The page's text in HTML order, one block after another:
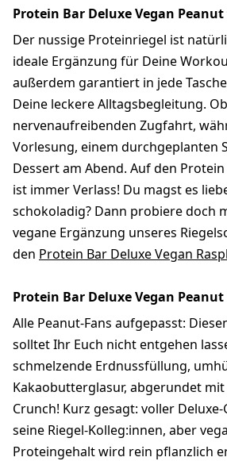
Protein Bar Deluxe Vegan
Der nussige Proteinriegel ist
ideale Ergänzung für Deine
außerdem garantiert in jede
Deine leckere Alltagsbegleitung.
nervenaufreibenden Zugfahrt,
Vorlesung, einem durchgeplanten
Dessert am Abend. Auf den
ist immer Verlass! Du magst es
schokoladig? Dann probiere doch
vegane Ergänzung unseres
den Protein Bar Deluxe Vegan
Protein Bar Deluxe Vegan
Alle Peanut-Fans aufgepasst:
solltet Ihr Euch nicht entgehen
schmelzende Erdnussfüllung,
Kakaobutterglasur, abgerundet
Crunch! Kurz gesagt: voller
seine Riegel-Kolleg:innen, aber
Proteingehalt wird rein pflanzlich